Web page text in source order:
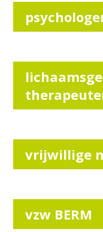
vrijwillige
vzw BERM